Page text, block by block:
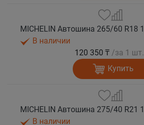
В наличии
120 350 ₸ /за 1 шт.
Купить
В наличии